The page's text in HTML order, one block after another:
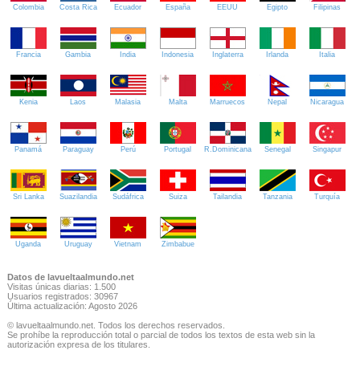
Colombia Costa Rica Ecuador España EEUU Egipto Filipinas
Francia Gambia India Indonesia Inglaterra Irlanda Italia
Kenia Laos Malasia Malta Marruecos Nepal Nicaragua
Panamá Paraguay Perú Portugal R.Dominicana Senegal Singapur
Sri Lanka Suazilandia Sudáfrica Suiza Tailandia Tanzania Turquía
Uganda Uruguay Vietnam Zimbabue
Datos de lavueltaalmundo.net
Visitas únicas diarias: 1.500
Usuarios registrados: 30967
Última actualización: Agosto 2026
© lavueltaalmundo.net. Todos los derechos reservados.
Se prohíbe la reproducción total o parcial de todos los textos de esta web sin la
autorización expresa de los titulares.